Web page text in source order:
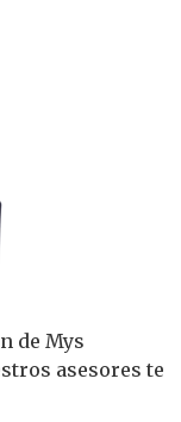
de Mys
asesores te